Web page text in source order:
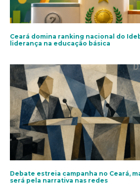
Ceará domina ranking nacional do
liderança na educação básica
Debate estreia campanha no Ceará,
será pela narrativa nas redes